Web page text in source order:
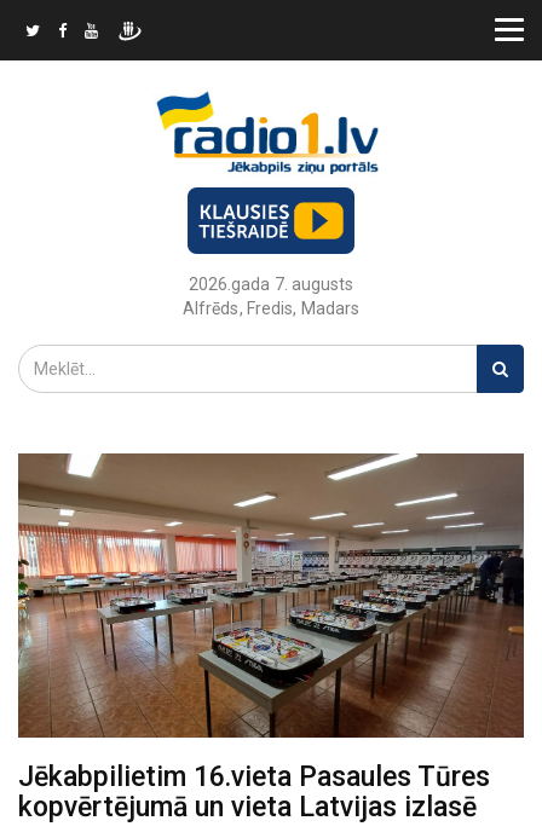
2026.gada 7. augusts
Alfrēds, Fredis, Madars
Jēkabpilietim 16.vieta Pasaules Tūres
kopvērtējumā un vieta Latvijas izlasē